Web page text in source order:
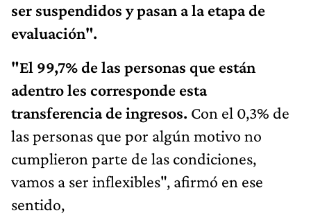
ser suspendidos y pasan a la etapa de
evaluación".
"El 99,7% de las personas que están
adentro les corresponde esta
transferencia de ingresos. Con el 0,3% de
las personas que por algún motivo no
cumplieron parte de las condiciones,
vamos a ser inflexibles", afirmó en ese
sentido,